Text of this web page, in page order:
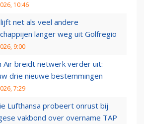
10:46
net als veel andere
langer weg uit Golfregio
9:00
Air breidt netwerk verder uit:
drie nieuwe bestemmingen
7:29
Lufthansa probeert onrust bij
vakbond over overname TAP